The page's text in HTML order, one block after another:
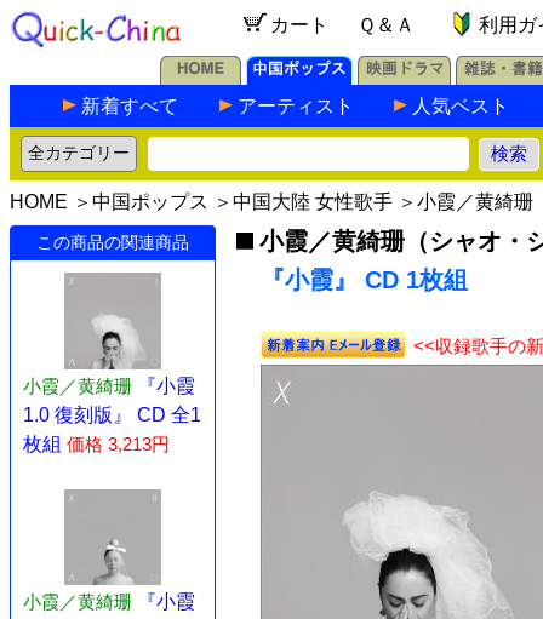
カート Ｑ＆Ａ 利用ガ
新着すべて アーティスト 人気ベスト
HOME ＞ 中国ポップス ＞ 中国大陸 女性歌手 ＞ 小霞／黄綺珊
この商品の関連商品
小霞／黄綺珊
『小霞
1.0 復刻版』 CD 全1
枚組 価格 3,213円
小霞／黄綺珊
『小霞
小霞／黄綺珊（シャオ・
『小霞』 CD 1枚組
<<収録歌手の